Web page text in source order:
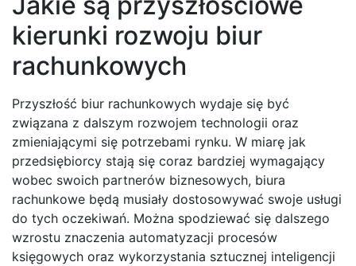
kierunki rozwoju biur
rachunkowych
Przyszłość biur rachunkowych wydaje się być
związana z dalszym rozwojem technologii oraz
zmieniającymi się potrzebami rynku. W miarę jak
przedsiębiorcy stają się coraz bardziej wymagający
wobec swoich partnerów biznesowych, biura
rachunkowe będą musiały dostosowywać swoje usługi
do tych oczekiwań. Można spodziewać się dalszego
wzrostu znaczenia automatyzacji procesów
księgowych oraz wykorzystania sztucznej inteligencji